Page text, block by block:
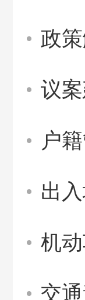
政
议
户
出
机
交